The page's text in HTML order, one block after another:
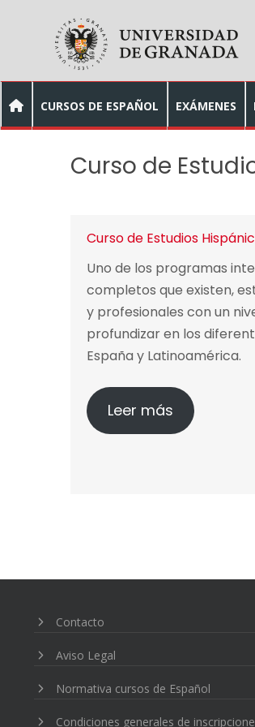
CURSOS DE ESPAÑOL EXÁMENES
Curso de
Curso de Estudios
Uno de los programas
completos que existen,
y profesionales con un
profundizar en los
España y Latinoamérica.
Leer más
de
Contacto
Aviso Legal
Normativa cursos de Español
Condiciones generales de